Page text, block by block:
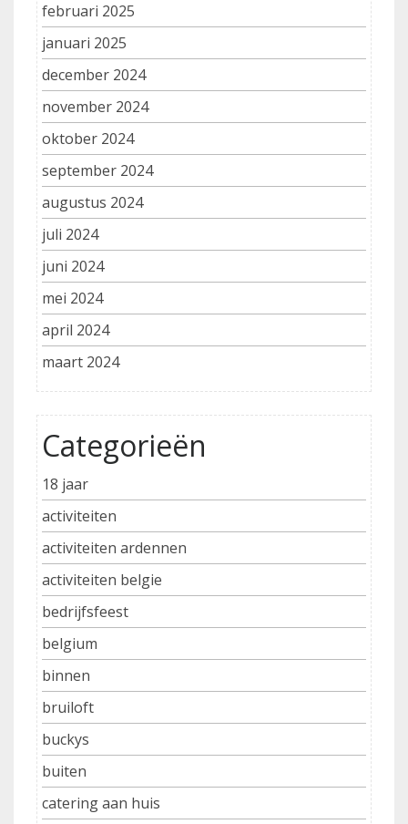
februari 2025
januari 2025
december 2024
november 2024
oktober 2024
september 2024
augustus 2024
juli 2024
juni 2024
mei 2024
april 2024
maart 2024
Categorieën
18 jaar
activiteiten
activiteiten ardennen
activiteiten belgie
bedrijfsfeest
belgium
binnen
bruiloft
buckys
buiten
catering aan huis